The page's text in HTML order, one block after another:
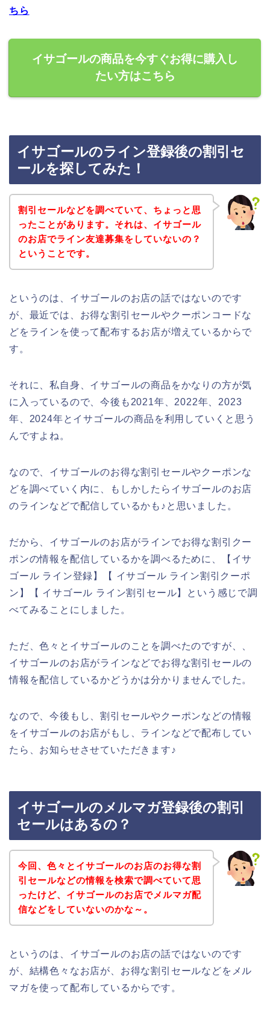
ちら
イサゴールの商品を今すぐお得に購入し
たい方はこちら
イサゴールのライン登録後の割引セ
ールを探してみた！
割引セールなどを調べていて、ちょっと思
ったことがあります。それは、イサゴール
のお店でライン友達募集をしていないの？
ということです。
というのは、イサゴールのお店の話ではないのです
が、最近では、お得な割引セールやクーポンコードな
どをラインを使って配布するお店が増えているからで
す。
それに、私自身、イサゴールの商品をかなりの方が気
に入っているので、今後も2021年、2022年、2023
年、2024年とイサゴールの商品を利用していくと思う
んですよね。
なので、イサゴールのお得な割引セールやクーポンな
どを調べていく内に、もしかしたらイサゴールのお店
のラインなどで配信しているかも♪と思いました。
だから、イサゴールのお店がラインでお得な割引クー
ポンの情報を配信しているかを調べるために、【イサ
ゴール ライン登録】【 イサゴール ライン割引クーポ
ン】【 イサゴール ライン割引セール】という感じで調
べてみることにしました。
ただ、色々とイサゴールのことを調べたのですが、、
イサゴールのお店がラインなどでお得な割引セールの
情報を配信しているかどうかは分かりませんでした。
なので、今後もし、割引セールやクーポンなどの情報
をイサゴールのお店がもし、ラインなどで配布してい
たら、お知らせさせていただきます♪
イサゴールのメルマガ登録後の割引
セールはあるの？
今回、色々とイサゴールのお店のお得な割
引セールなどの情報を検索で調べていて思
ったけど、イサゴールのお店でメルマガ配
信などをしていないのかな～。
というのは、イサゴールのお店の話ではないのです
が、結構色々なお店が、お得な割引セールなどをメル
マガを使って配布しているからです。